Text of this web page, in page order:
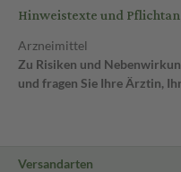
Hinweistexte und
Arzneimittel
Zu Risiken und
und fragen Sie Ihre Ärztin,
Versandarten